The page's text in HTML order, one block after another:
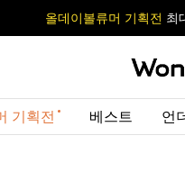
사이즈
올데이볼류머 기획전 최
사이즈
올데이볼류머 기획전 최
기획전 베스트 언